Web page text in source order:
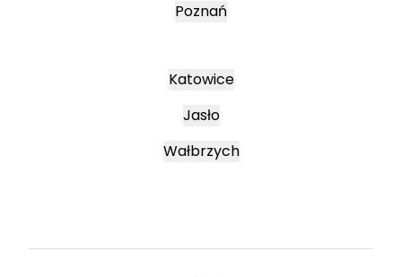
Poznań
Katowice
Jasło
Wałbrzych